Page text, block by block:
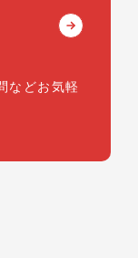
などお気軽